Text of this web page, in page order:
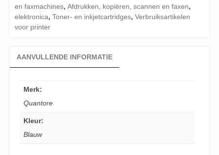
en faxmachines, Afdrukken, kopiëren, scannen en faxen,
elektronica, Toner- en inkjetcartridges, Verbruiksartikelen
voor printer
AANVULLENDE INFORMATIE
Merk:
Quantore
Kleur:
Blauw